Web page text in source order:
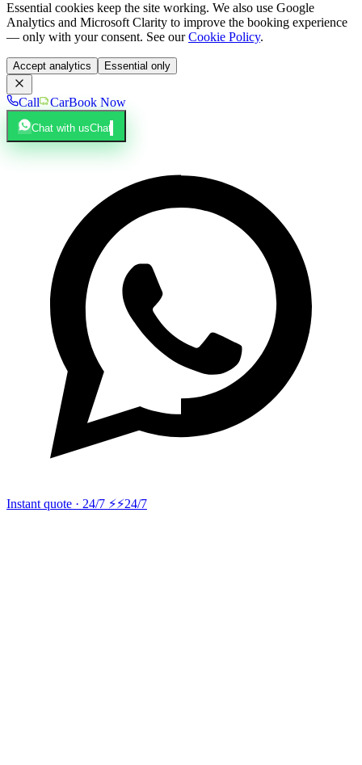
Essential cookies keep the site working. We also use Google
Analytics and Microsoft Clarity to improve the booking experience
— only with your consent. See our Cookie Policy.
Accept analytics Essential only
Call CarBook Now
Chat with usChat
Instant quote · 24/7 ⚡⚡24/7